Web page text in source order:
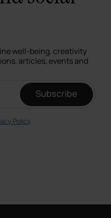
well-being, creativity
articles, events and
Subscribe
Policy